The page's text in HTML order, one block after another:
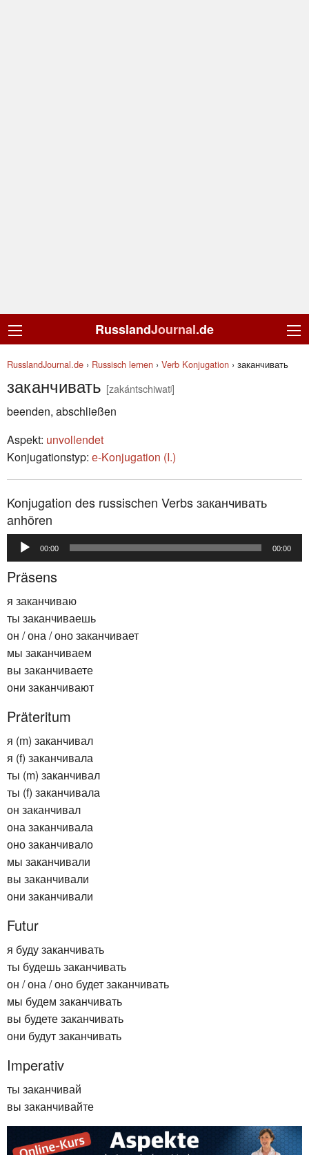
RusslandJournal.de
RusslandJournal.de › Russisch lernen › Verb Konjugation › заканчивать
заканчивать [zakántschiwatʲ]
beenden, abschließen
Aspekt: unvollendet
Konjugationstyp: е-Konjugation (I.)
Konjugation des russischen Verbs заканчивать
anhören
Audio-
Player
00:00 00:00
Präsens
я заканчиваю
ты заканчиваешь
он / она / оно заканчивает
мы заканчиваем
вы заканчиваете
они заканчивают
Präteritum
я (m) заканчивал
я (f) заканчивала
ты (m) заканчивал
ты (f) заканчивала
он заканчивал
она заканчивала
оно заканчивало
мы заканчивали
вы заканчивали
они заканчивали
Futur
я буду заканчивать
ты будешь заканчивать
он / она / оно будет заканчивать
мы будем заканчивать
вы будете заканчивать
они будут заканчивать
Imperativ
ты заканчивай
вы заканчивайте